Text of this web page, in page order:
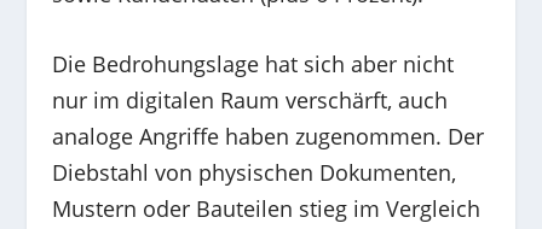
Die Bedrohungslage hat sich aber nicht
nur im digitalen Raum verschärft, auch
analoge Angriffe haben zugenommen. Der
Diebstahl von physischen Dokumenten,
Mustern oder Bauteilen stieg im Vergleich